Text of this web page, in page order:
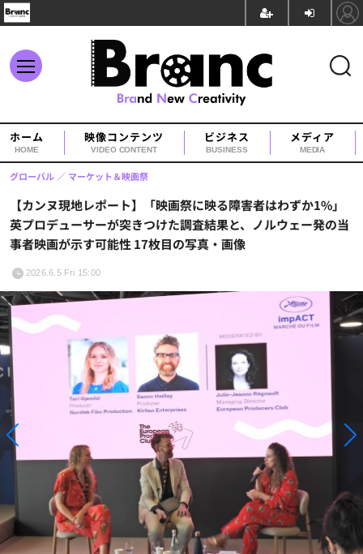
ホーム
HOME
映像コンテンツ
VIDEO CONTENT
ビジネス
BUSINESS
メディア
MEDIA
【カンヌ現地レポート】「映画祭に映る障害者はわずか1%」
英プロデューサーが突きつけた調査結果と、ノルウェー発の当
事者映画が示す可能性 17枚目の写真・画像
グローバル マーケット＆映画祭
2026.6.5 Fri 15:00